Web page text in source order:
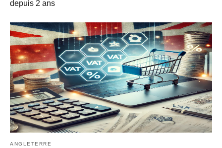
depuis 2 ans
ANGLETERRE